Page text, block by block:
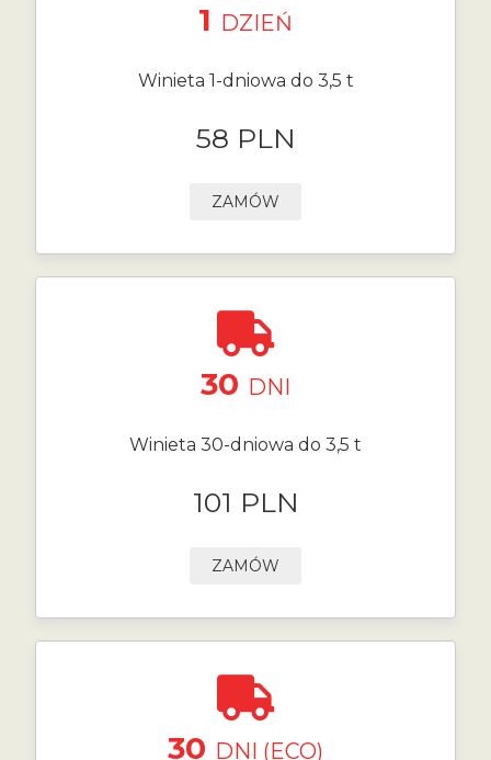
1 DZIEŃ
Winieta 1-dniowa do 3,5 t
58 PLN
ZAMÓW
30 DNI
Winieta 30-dniowa do 3,5 t
101 PLN
ZAMÓW
30 DNI (ECO)